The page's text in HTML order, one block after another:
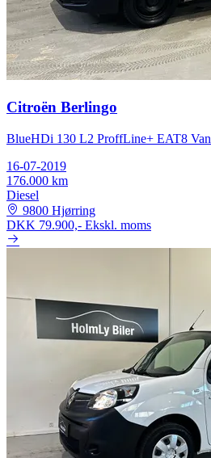
Citroën Berlingo
BlueHDi 130 L2 ProffLine+ EAT8 Van
16-07-2019
176.000 km
Diesel
9800 Hjørring
DKK 79.900,- Ekskl. moms